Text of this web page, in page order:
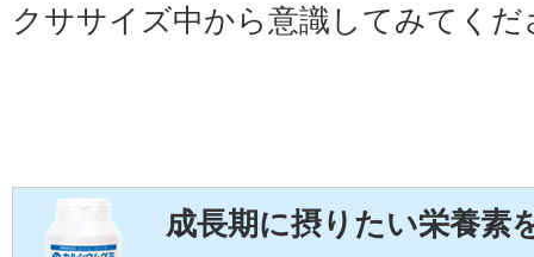
クササイズ中から意識してみてくだ
成長期に摂りたい栄養素